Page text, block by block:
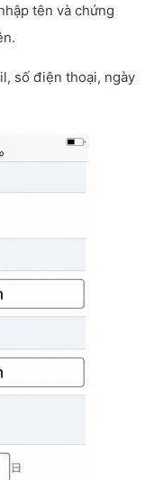
tên và chứng
số điện thoại, ngày